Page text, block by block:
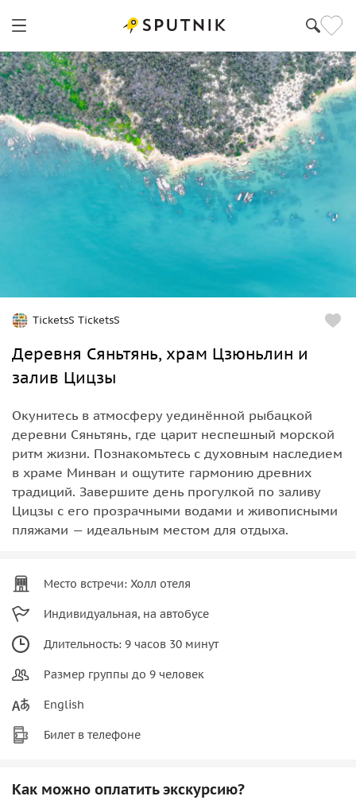
TicketsS TicketsS
Деревня Сяньтянь, храм Цзюньлин и
залив Цицзы
Окунитесь в атмосферу уединённой рыбацкой
деревни Сяньтянь, где царит неспешный морской
ритм жизни. Познакомьтесь с духовным наследием
в храме Минван и ощутите гармонию древних
традиций. Завершите день прогулкой по заливу
Цицзы с его прозрачными водами и живописными
пляжами — идеальным местом для отдыха.
Место встречи: Холл отеля
Индивидуальная, на автобусе
Длительность: 9 часов 30 минут
Размер группы до 9 человек
English
Билет в телефоне
Как можно оплатить экскурсию?